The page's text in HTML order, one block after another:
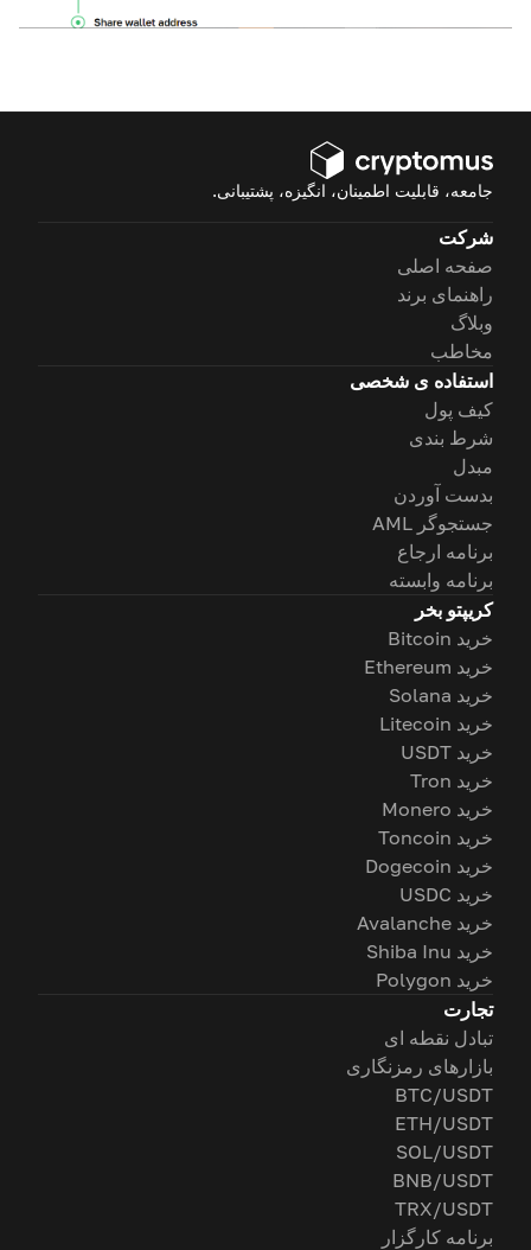
جامعه، قابلیت اطمینان، انگیزه، پشتیبانی.
شرکت
صفحه اصلی
راهنمای برند
وبلاگ
مخاطب
استفاده ی شخصی
کیف پول
شرط بندی
مبدل
بدست آوردن
جستجوگر AML
برنامه ارجاع
برنامه وابسته
کریپتو بخر
خرید Bitcoin
خرید Ethereum
خرید Solana
خرید Litecoin
خرید USDT
خرید Tron
خرید Monero
خرید Toncoin
خرید Dogecoin
خرید USDC
خرید Avalanche
خرید Shiba Inu
خرید Polygon
تجارت
تبادل نقطه ای
بازارهای رمزنگاری
BTC/USDT
ETH/USDT
SOL/USDT
BNB/USDT
TRX/USDT
برنامه کارگزار